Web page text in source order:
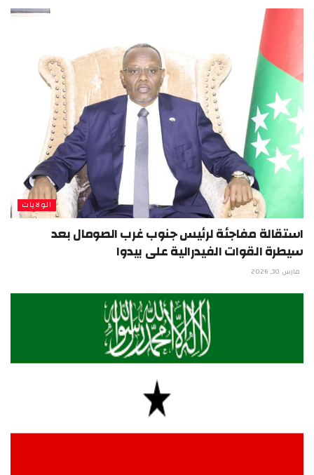
الولايات
استقالة مفاجئة لرئيس جنوب غرب الصومال بعد
سيطرة القوات الفيدرالية على بيدوا
مارس 30, 2026